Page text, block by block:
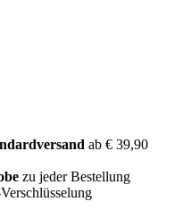
ab € 39,90
zu jeder Bestellung